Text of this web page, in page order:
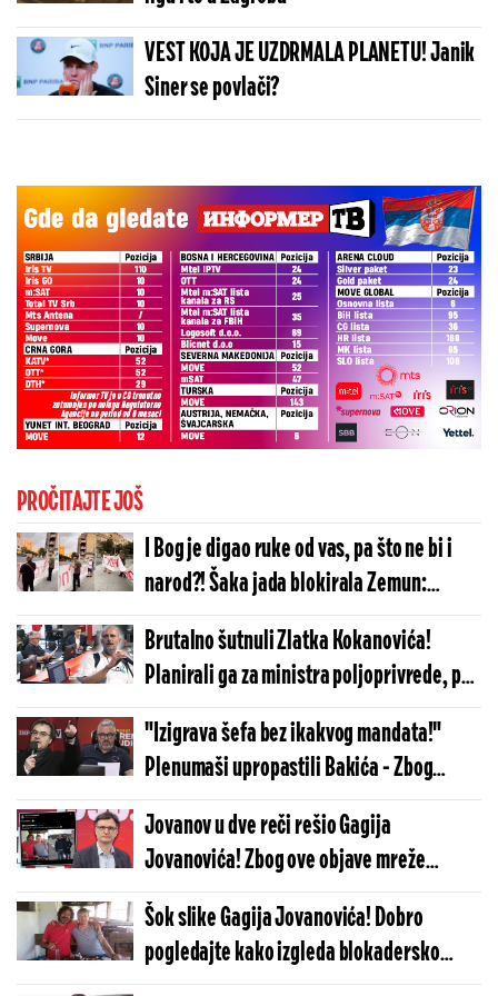
VEST KOJA JE UZDRMALA PLANETU! Janik
Siner se povlači?
PROČITAJTE JOŠ
I Bog je digao ruke od vas, pa što ne bi i
narod?! Šaka jada blokirala Zemun:
Razvili smešan transparent, pa se
obrukali za sve pare (VIDEO)
Brutalno šutnuli Zlatka Kokanovića!
Planirali ga za ministra poljoprivrede, pa
ga ekspresno vetirali zbog žute knjižice
(FOTO/VIDEO)
"Izigrava šefa bez ikakvog mandata!"
Plenumaši upropastili Bakića - Zbog
ovoga su ga šutnuli sa liste (FOTO/VIDEO)
Jovanov u dve reči rešio Gagija
Jovanovića! Zbog ove objave mreže
"gore" - Ovo je hit (FOTO)
Šok slike Gagija Jovanovića! Dobro
pogledajte kako izgleda blokadersko
licemerje - Zbog ovoga su ga plenumaši